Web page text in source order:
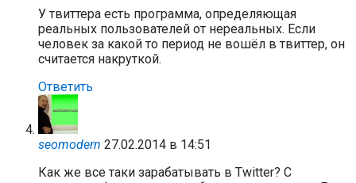
У твиттера есть программа, определяющая
реальных пользователей от нереальных. Если
человек за какой то период не вошёл в твиттер, он
считается накруткой.
Ответить
seomodern 27.02.2014 в 14:51
Как же все таки зарабатывать в Twitter? С